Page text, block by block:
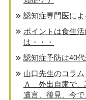
認知症専門医に
ポイントは食生
は・・・
認知症予防は40
山口先生のコラ
Ａ 外出自粛で、
遺言、後見、今